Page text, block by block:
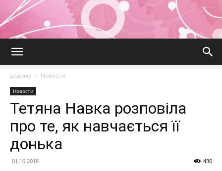
додому Новости
Новости
Тетяна Навка розповіла
про те, як навчається її
донька
01.10.2018 436